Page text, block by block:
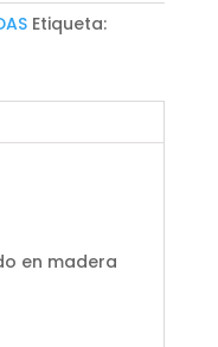
Etiqueta:
en madera